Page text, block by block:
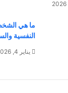
ما هي
النفسية
يناير 4, 2026